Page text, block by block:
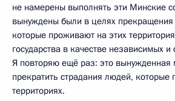
не намерены выполнять эти Минские
вынуждены были в целях
которые проживают на этих
государства в качестве независимых и
Я повторяю ещё раз: это вынужденная
прекратить страдания людей, которые
территориях.